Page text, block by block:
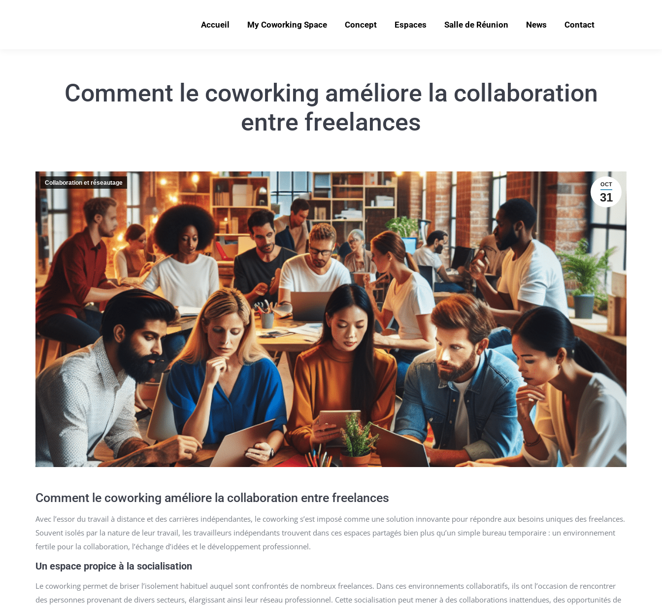
Accueil My Coworking Space Concept Espaces Salle de Réunion News Contact
Comment le coworking améliore la collaboration
entre freelances
OCT
31
Collaboration et réseautage
Comment le coworking améliore la collaboration entre freelances
Avec l’essor du travail à distance et des carrières indépendantes, le coworking s’est imposé comme une solution innovante pour répondre aux besoins uniques des freelances.
Souvent isolés par la nature de leur travail, les travailleurs indépendants trouvent dans ces espaces partagés bien plus qu’un simple bureau temporaire : un environnement
fertile pour la collaboration, l’échange d’idées et le développement professionnel.
Un espace propice à la socialisation
Le coworking permet de briser l’isolement habituel auquel sont confrontés de nombreux freelances. Dans ces environnements collaboratifs, ils ont l’occasion de rencontrer
des personnes provenant de divers secteurs, élargissant ainsi leur réseau professionnel. Cette socialisation peut mener à des collaborations inattendues, des opportunités de